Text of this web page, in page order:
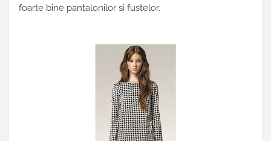
foarte bine pantalonilor si fustelor.